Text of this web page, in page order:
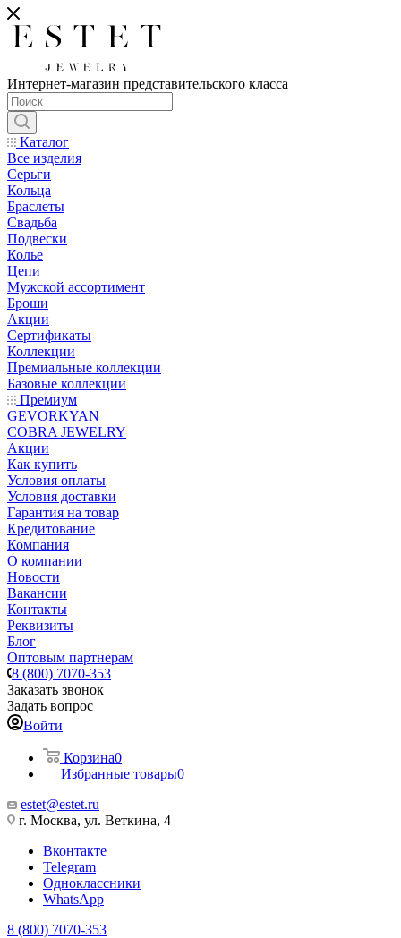
Интернет-магазин представительского класса
Каталог
Все изделия
Серьги
Кольца
Браслеты
Свадьба
Подвески
Колье
Цепи
Мужской ассортимент
Броши
Акции
Сертификаты
Коллекции
Премиальные коллекции
Базовые коллекции
Премиум
GEVORKYAN
COBRA JEWELRY
Акции
Как купить
Условия оплаты
Условия доставки
Гарантия на товар
Кредитование
Компания
О компании
Новости
Вакансии
Контакты
Реквизиты
Блог
Оптовым партнерам
8 (800) 7070-353
Заказать звонок
Задать вопрос
Войти
Корзина0
Избранные товары0
estet@estet.ru
г. Москва, ул. Веткина, 4
Вконтакте
Telegram
Одноклассники
WhatsApp
8 (800) 7070-353